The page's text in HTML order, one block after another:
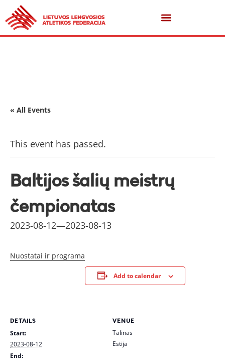
« All Events
This event has passed.
Baltijos šalių meistrų
čempionatas
2023-08-12—2023-08-13
Nuostatai ir programa
Add to calendar
DETAILS
Start:
2023-08-12
End:
VENUE
Talinas
Estija